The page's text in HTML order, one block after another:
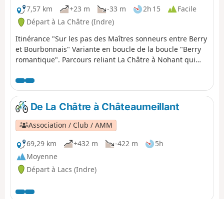
7,57 km
+23 m -33 m 2h 15
Facile
Départ à La Châtre (Indre)
Itinérance "Sur les pas des Maîtres sonneurs entre Berry
et Bourbonnais" Variante en boucle de la boucle "Berry
romantique". Parcours reliant La Châtre à Nohant qui
Berthenoux, l'étape Sainte-Sévère - La Châtre ou La Motte
Feuilly - La Châtre.
De La Châtre à Châteaumeillant
Association / Club / AMM
69,29 km
+432 m -422 m
5h
Moyenne
Départ à Lacs (Indre)